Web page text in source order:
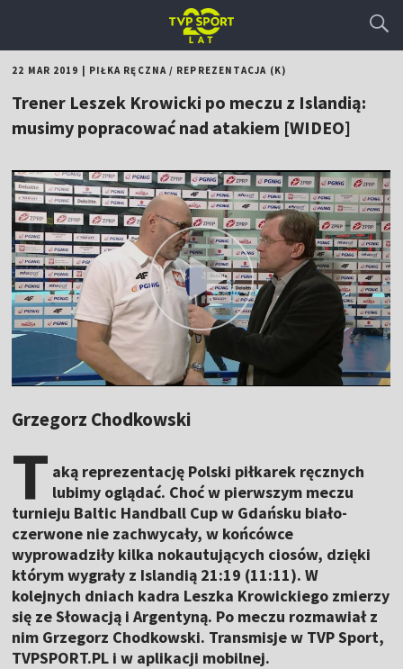
22 MAR 2019 PIŁKA RĘCZNA/ REPREZENTACJA (K)
Trener Leszek Krowicki po meczu z Islandią:
musimy popracować nad atakiem [WIDEO]
Grzegorz Chodkowski
T aką reprezentację Polski piłkarek ręcznych
lubimy oglądać. Choć w pierwszym meczu
turnieju Baltic Handball Cup w Gdańsku biało-
czerwone nie zachwycały, w końcówce
wyprowadziły kilka nokautujących ciosów, dzięki
którym wygrały z Islandią 21:19 (11:11). W
kolejnych dniach kadra Leszka Krowickiego zmierzy
się ze Słowacją i Argentyną. Po meczu rozmawiał z
nim Grzegorz Chodkowski. Transmisje w TVP Sport,
TVPSPORT.PL i w aplikacji mobilnej.